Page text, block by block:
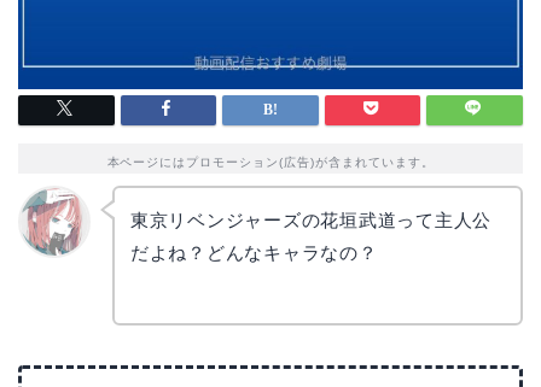
本ページにはプロモーション(広告)が含まれています。
東京リベンジャーズの花垣武道って主人公
だよね？どんなキャラなの？